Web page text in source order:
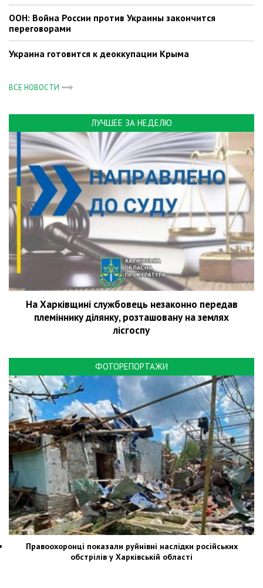
ООН: Война России против Украины закончится
переговорами
Украина готовится к деоккупации Крыма
ВСЕ НОВОСТИ
ЛУЧШЕЕ ЗА НЕДЕЛЮ
На Харківщині службовець незаконно передав
племіннику ділянку, розташовану на землях
лісгоспу
ФОТОРЕПОРТАЖИ
Правоохоронці показали руйнівні наслідки російських
обстрілів у Харківській області